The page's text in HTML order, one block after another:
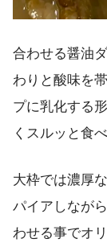
合わせる醤油
わりと酸味を
プに乳化する
くスルッと食
大枠では濃厚
パイアしなが
わせる事でオ